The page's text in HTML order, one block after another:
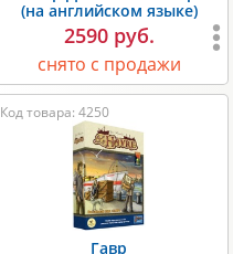
(на английском языке)
2590 руб.
снято с продажи
Код товара: 4250
Гавр